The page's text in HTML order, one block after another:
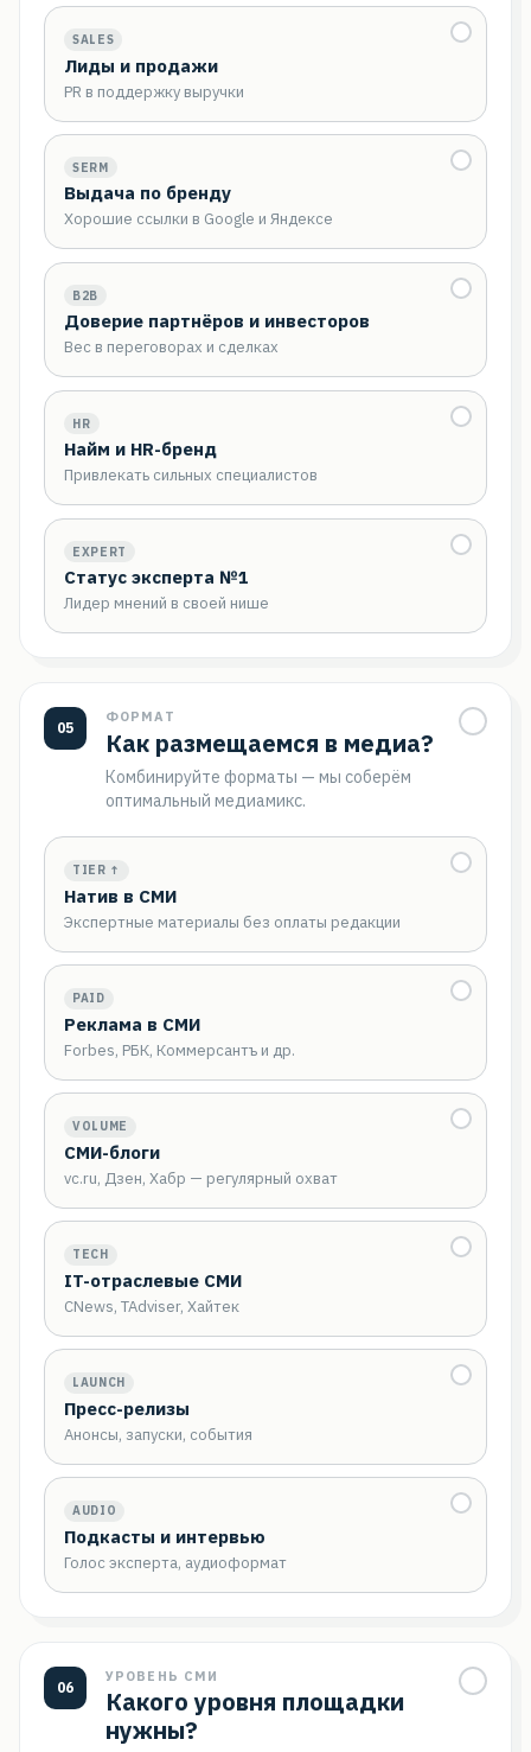
SALES
Лиды и продажи
PR в поддержку выручки
SERM
Выдача по бренду
Хорошие ссылки в Google и Яндексе
B2B
Доверие партнёров и инвесторов
Вес в переговорах и сделках
HR
Найм и HR-бренд
Привлекать сильных специалистов
EXPERT
Статус эксперта №1
Лидер мнений в своей нише
05
ФОРМАТ
Как размещаемся в медиа?
Комбинируйте форматы — мы соберём
оптимальный медиамикс.
TIER ↑
Натив в СМИ
Экспертные материалы без оплаты редакции
PAID
Реклама в СМИ
Forbes, РБК, Коммерсантъ и др.
VOLUME
СМИ-блоги
vc.ru, Дзен, Хабр — регулярный охват
TECH
IT-отраслевые СМИ
CNews, TAdviser, Хайтек
LAUNCH
Пресс-релизы
Анонсы, запуски, события
AUDIO
Подкасты и интервью
Голос эксперта, аудиоформат
06
УРОВЕНЬ СМИ
Какого уровня площадки
нужны?